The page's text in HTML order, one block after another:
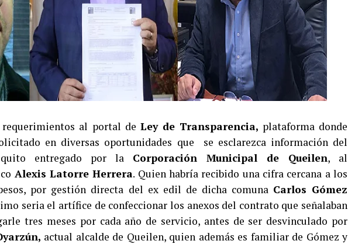
requerimientos al portal de Ley de Transparencia, plataforma donde
en diversas oportunidades que se esclarezca información del
entregado por la Corporación Municipal de Queilen, al
Alexis Latorre Herrera. Quien habría recibido una cifra cercana a los
por gestión directa del ex edil de dicha comuna Carlos Gómez
seria el artífice de confeccionar los anexos del contrato que señalaban
tres meses por cada año de servicio, antes de ser desvinculado por
actual alcalde de Queilen, quien además es familiar de Gómez y